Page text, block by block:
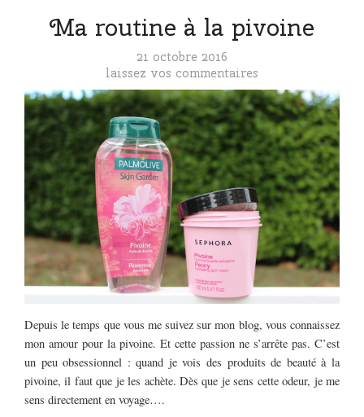
Ma routine à la pivoine
21 octobre 2016
laissez vos commentaires
Depuis le temps que vous me suivez sur mon blog, vous connaissez
mon amour pour la pivoine. Et cette passion ne s’arrête pas. C’est
un peu obsessionnel : quand je vois des produits de beauté à la
pivoine, il faut que je les achète. Dès que je sens cette odeur, je me
sens directement en voyage….